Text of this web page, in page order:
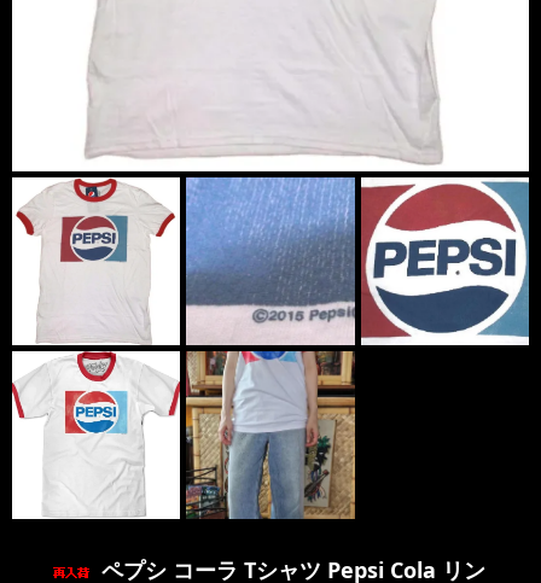
ペプシ コーラ Tシャツ Pepsi Cola リン